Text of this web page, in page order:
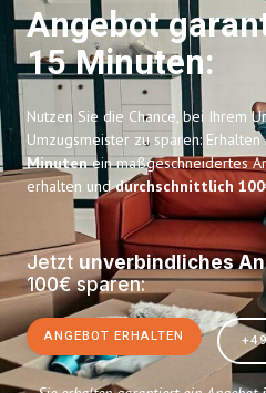
Angebot
15 Minuten:
Nutzen Sie die Chance, bei Ihrem
Umzugsmeister zu sparen:
Minutenein maßgeschneidertes
erhalten unddurchschnittlich
Jetzt unverbindliches
100€ sparen:
ANGEBOT ERHALTEN